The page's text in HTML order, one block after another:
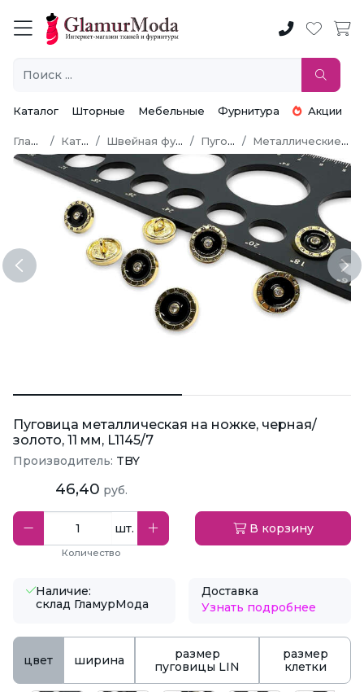
Каталог Шторные Мебельные Фурнитура Акции
Главная Каталог Швейная фурнитура Пуговицы Металлические пуговицы
Previous
Пуговица металлическая на ножке, черная/
золото, 11 мм, L1145/7
Производитель: TBY
46,40 руб.
шт.
Количество
В корзину
Наличие:
склад ГламурМода
Доставка
Узнать подробнее
цвет ширина
размер
пуговицы LIN
размер
клетки